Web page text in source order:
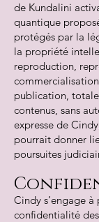
de Kundalini
quantique
protégés par la
la propriété
reproduction,
publication,
contenus, sans
expresse de
pourrait donner
poursuites
Cindy s’engage
confidentialité